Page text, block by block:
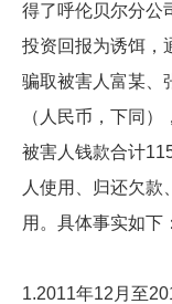
得了呼伦贝尔分公
投资回报为诱饵，
骗取被害人富某、
（人民币，下同
被害人钱款合计
人使用、归还欠款
用。具体事实如下：
1.2011年12月至